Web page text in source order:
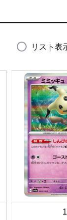
リスト表